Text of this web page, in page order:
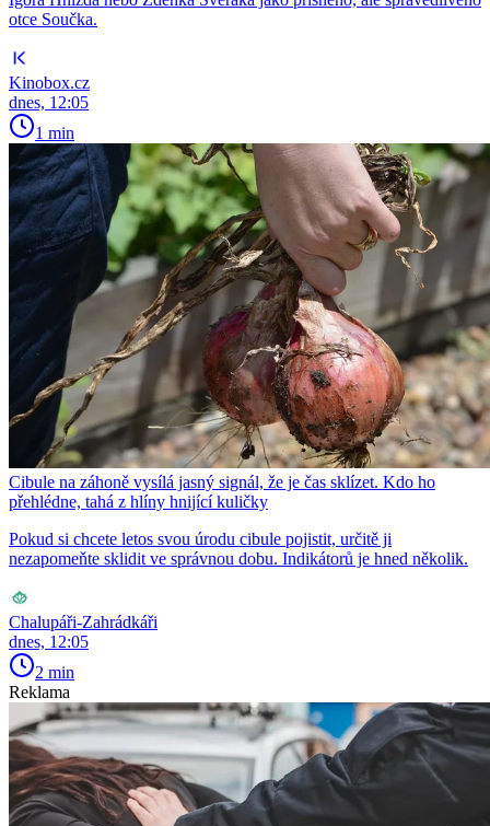
otce Součka.
Kinobox.cz
dnes, 12:05
1 min
Cibule na záhoně vysílá jasný signál, že je čas sklízet. Kdo ho
přehlédne, tahá z hlíny hnijící kuličky
Pokud si chcete letos svou úrodu cibule pojistit, určitě ji
nezapomeňte sklidit ve správnou dobu. Indikátorů je hned několik.
Chalupáři-Zahrádkáři
dnes, 12:05
2 min
Reklama